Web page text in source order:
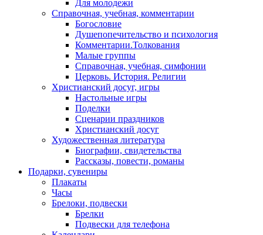
Для молодежи
Справочная, учебная, комментарии
Богословие
Душепопечительство и психология
Комментарии.Толкования
Малые группы
Справочная, учебная, симфонии
Церковь. История. Религии
Христианский досуг, игры
Настольные игры
Поделки
Сценарии праздников
Христианский досуг
Художественная литература
Биографии, свидетельства
Рассказы, повести, романы
Подарки, сувениры
Плакаты
Часы
Брелоки, подвески
Брелки
Подвески для телефона